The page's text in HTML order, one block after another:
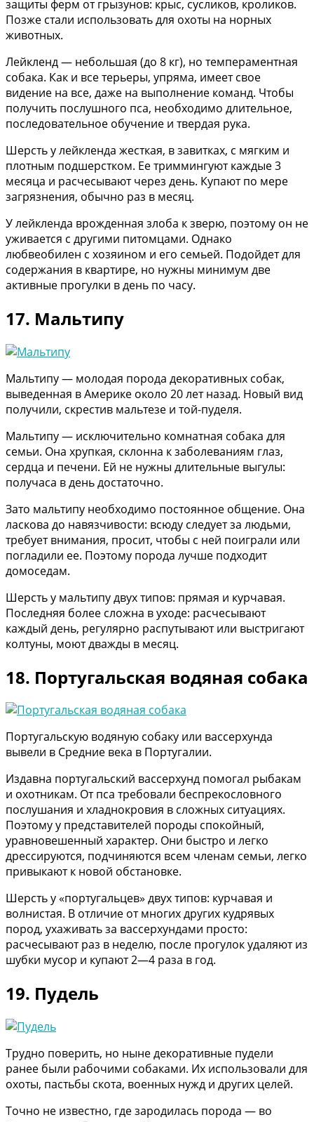
защиты ферм от грызунов: крыс, сусликов, кроликов.
Позже стали использовать для охоты на норных
животных.
Лейкленд — небольшая (до 8 кг), но темпераментная
собака. Как и все терьеры, упряма, имеет свое
видение на все, даже на выполнение команд. Чтобы
получить послушного пса, необходимо длительное,
последовательное обучение и твердая рука.
Шерсть у лейкленда жесткая, в завитках, с мягким и
плотным подшерстком. Ее триммингуют каждые 3
месяца и расчесывают через день. Купают по мере
загрязнения, обычно раз в месяц.
У лейкленда врожденная злоба к зверю, поэтому он не
уживается с другими питомцами. Однако
любвеобилен с хозяином и его семьей. Подойдет для
содержания в квартире, но нужны минимум две
активные прогулки в день по часу.
17. Мальтипу
Мальтипу — молодая порода декоративных собак,
выведенная в Америке около 20 лет назад. Новый вид
получили, скрестив мальтезе и той-пуделя.
Мальтипу — исключительно комнатная собака для
семьи. Она хрупкая, склонна к заболеваниям глаз,
сердца и печени. Ей не нужны длительные выгулы:
получаса в день достаточно.
Зато мальтипу необходимо постоянное общение. Она
ласкова до навязчивости: всюду следует за людьми,
требует внимания, просит, чтобы с ней поиграли или
погладили ее. Поэтому порода лучше подходит
домоседам.
Шерсть у мальтипу двух типов: прямая и курчавая.
Последняя более сложна в уходе: расчесывают
каждый день, регулярно распутывают или выстригают
колтуны, моют дважды в месяц.
18. Португальская водяная собака
Португальскую водяную собаку или вассерхунда
вывели в Средние века в Португалии.
Издавна португальский вассерхунд помогал рыбакам
и охотникам. От пса требовали беспрекословного
послушания и хладнокровия в сложных ситуациях.
Поэтому у представителей породы спокойный,
уравновешенный характер. Они быстро и легко
дрессируются, подчиняются всем членам семьи, легко
привыкают к новой обстановке.
Шерсть у «португальцев» двух типов: курчавая и
волнистая. В отличие от многих других кудрявых
пород, ухаживать за вассерхундами просто:
расчесывают раз в неделю, после прогулок удаляют из
шубки мусор и купают 2—4 раза в год.
19. Пудель
Трудно поверить, но ныне декоративные пудели
ранее были рабочими собаками. Их использовали для
охоты, пастьбы скота, военных нужд и других целей.
Точно не известно, где зародилась порода — во